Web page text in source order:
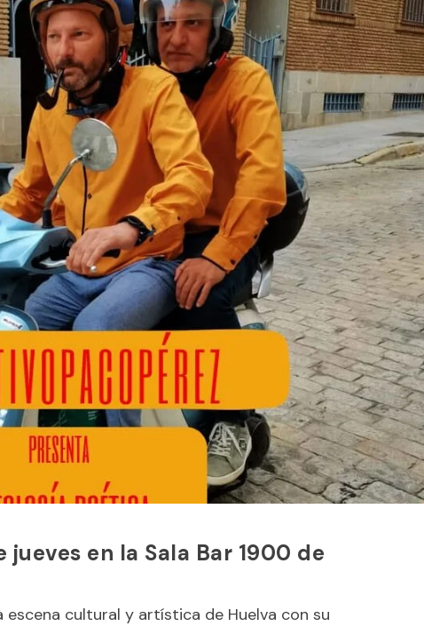
en la Sala Bar 1900 de
escena cultural y artística de Huelva con su